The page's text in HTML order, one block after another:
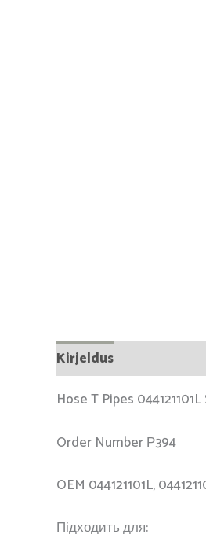
Kirjeldus
Hose T Pipes
Order Number Р394
OEM 044121101L,
Підходить для: